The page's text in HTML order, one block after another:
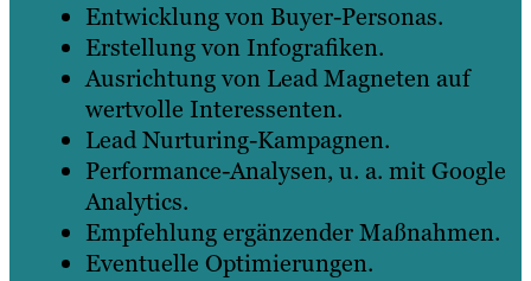
Entwicklung von Buyer-Personas.
Erstellung von Infografiken.
Ausrichtung von Lead Magneten auf
wertvolle Interessenten.
Lead Nurturing-Kampagnen.
Performance-Analysen, u. a. mit Google
Analytics.
Empfehlung ergänzender Maßnahmen.
Eventuelle Optimierungen.